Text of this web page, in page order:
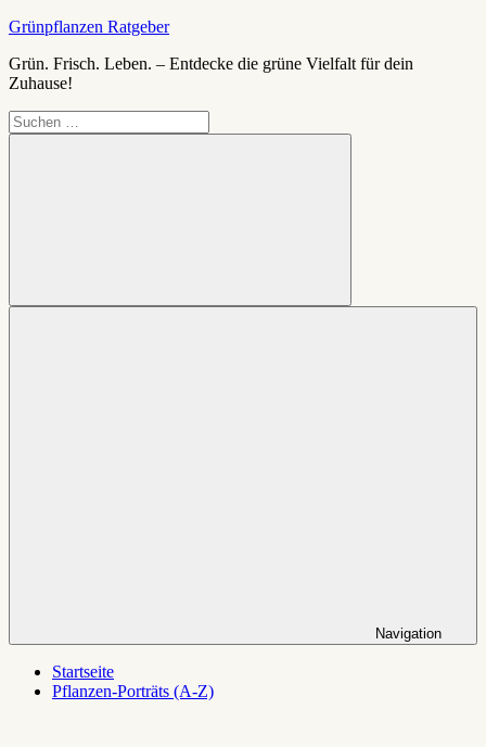
Zum
springen
Grünpflanzen Ratgeber
Grün. Frisch. Leben. – Entdecke die grüne Vielfalt für dein
Zuhause!
Suchen
nach:
Suchen
Navigation
Startseite
Pflanzen-Porträts (A-Z)